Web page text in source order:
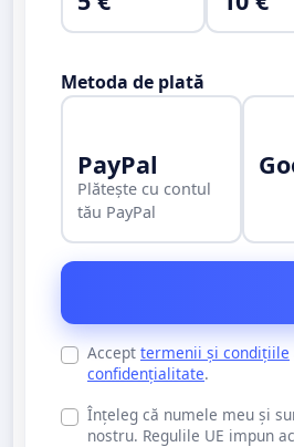
Metoda de plată
PayPal
Plătește cu contul
tău PayPal
Accept termenii și condițiile
confidențialitate.
Înțeleg că numele meu și
nostru. Regulile UE impun